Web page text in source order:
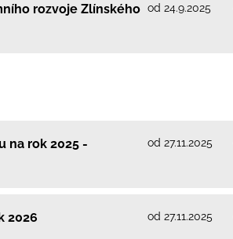
rozvoje Zlínského od 24.9.2025
na rok 2025 -
od 27.11.2025
2026 od 27.11.2025